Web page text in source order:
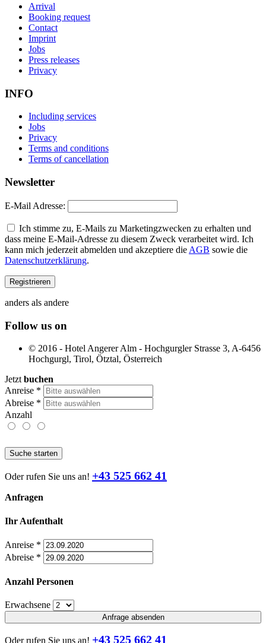
Arrival
Booking request
Contact
Imprint
Jobs
Press releases
Privacy
INFO
Including services
Jobs
Privacy
Terms and conditions
Terms of cancellation
Newsletter
E-Mail Adresse:
Ich stimme zu, E-Mails zu Marketingzwecken zu erhalten und
dass meine E-Mail-Adresse zu diesem Zweck verarbeitet wird. Ich
kann mich jederzeit abmelden und akzeptiere die AGB sowie die
Datenschutzerklärung.
anders als andere
Follow us on
© 2016 - Hotel Angerer Alm - Hochgurgler Strasse 3, A-6456
Hochgurgl, Tirol, Ötztal, Österreich
Jetzt buchen
Anreise *
Abreise *
Anzahl
Suche starten
Oder rufen Sie uns an! +43 525 662 41
Anfragen
Ihr Aufenthalt
Anreise *
Abreise *
Anzahl Personen
Erwachsene
Anfrage absenden
Oder rufen Sie uns an! +43 525 662 41